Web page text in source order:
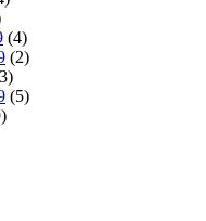
(4)
(2)
(5)